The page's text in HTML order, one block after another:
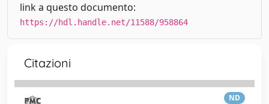
link a questo documento:
https://hdl.handle.net/11588/958864
Citazioni
ND